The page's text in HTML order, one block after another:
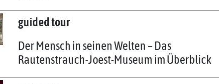
guided tour
Der Mensch in seinen Welten – Das
Rautenstrauch-Joest-Museum im Überblick